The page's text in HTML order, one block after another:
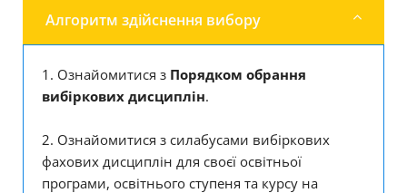
Алгоритм здійснення вибору
1. Ознайомитися з Порядком обрання
вибіркових дисциплін.
2. Ознайомитися з силабусами вибіркових
фахових дисциплін для своєї освітньої
програми, освітнього ступеня та курсу на